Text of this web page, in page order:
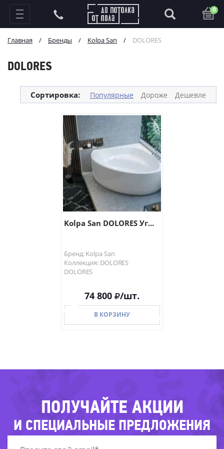
0
Главная / Бренды / Kolpa San / DOLORES
DOLORES
Сортировка: Популярные Дороже Дешевле
Kolpa San DOLORES Уг...
Бренд: Kolpa San
Коллекция: DOLORES
DOLORES
74 800 /шт.
В КОРЗИНУ
В КОРЗИНУ
ПОЛУЧАЙТЕ АКЦИИ
И СПЕЦИАЛЬНЫЕ ПРЕДЛОЖЕНИЯ
-41%
-69% -
--
-